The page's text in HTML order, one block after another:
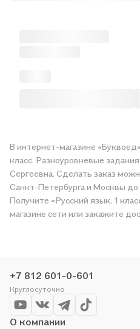
В интернет-магазине
класс. Разноуровневые
Сергеевна. Сделать заказ
Санкт-Петербурга и Москвы до
Получите «Русский язык. 1
магазине сети или закажите
+7 812 601-0-601
Круглосуточно
О компании